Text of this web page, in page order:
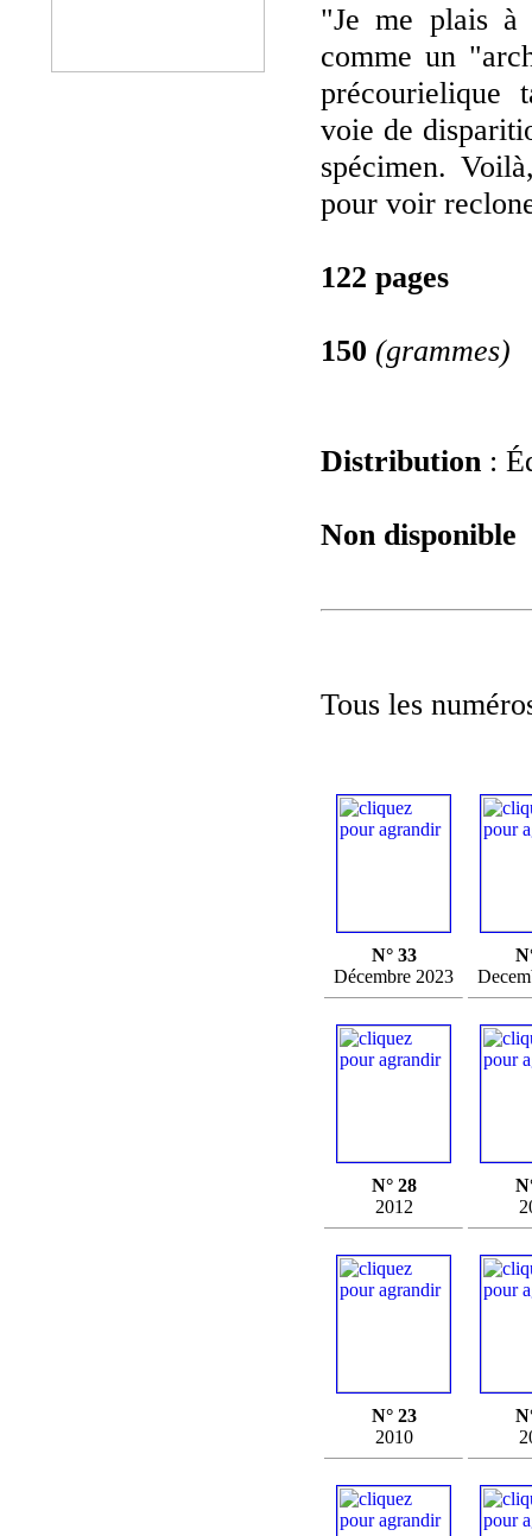
"Je me plais à
comme un
précourielique
voie de
spécimen.
pour voir
122 pages
150 (grammes)
Distribution :
Non disponible
Tous les
N° 33
Décembre 2023
N° 28
2012
N° 23
2010